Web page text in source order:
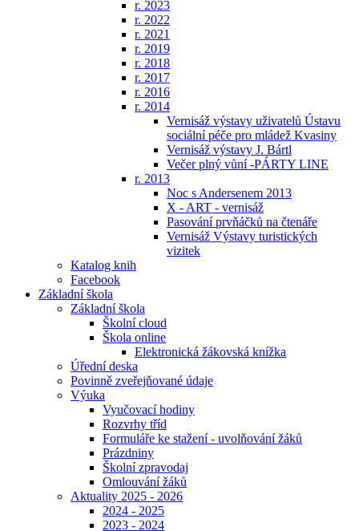
r. 2023
r. 2022
r. 2021
r. 2019
r. 2018
r. 2017
r. 2016
r. 2014
Vernisáž výstavy uživatelů Ústavu
sociální péče pro mládež Kvasiny
Vernisáž výstavy J. Bártl
Večer plný vůní -PÁRTY LINE
r. 2013
Noc s Andersenem 2013
X - ART - vernisáž
Pasování prvňáčků na čtenáře
Vernisáž Výstavy turistických
vizitek
Katalog knih
Facebook
Základní škola
Základní škola
Školní cloud
Škola online
Elektronická žákovská knížka
Úřední deska
Povinně zveřejňované údaje
Výuka
Vyučovací hodiny
Rozvrhy tříd
Formuláře ke stažení - uvolňování žáků
Prázdniny
Školní zpravodaj
Omlouvání žáků
Aktuality 2025 - 2026
2024 - 2025
2023 - 2024